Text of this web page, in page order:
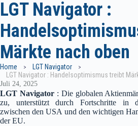
LGT Navigator :
Märkte nach oben
Home
LGT Navigator
LGT Navigator : Handelsoptimismus treibt
Juli 24, 2025
LGT Navigator: Die globalen
zu, unterstützt durch Fortschritte in
zwischen den USA und den wichtigen
der EU.